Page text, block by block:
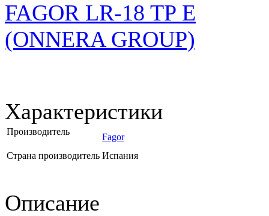
Характеристики
Производитель
Fagor
Страна производитель Испания
Описание